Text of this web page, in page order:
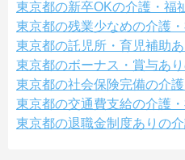
東京都の新卒OKの介護・福
東京都の残業少なめの介護・
東京都の託児所・育児補助
東京都のボーナス・賞与あ
東京都の社会保険完備の介
東京都の交通費支給の介護・
東京都の退職金制度ありの